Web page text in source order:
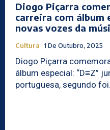
Diogo Piçarra
carreira com álbum
novas vozes da
Cultura 1 De Outubro, 2025
Diogo Piçarra
álbum especial: “D≡Z”
portuguesa, segundo